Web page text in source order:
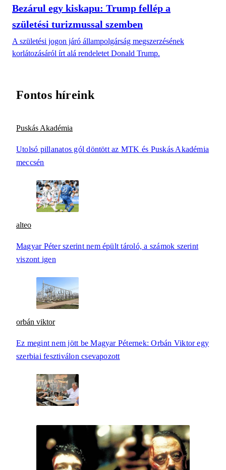
Bezárul egy kiskapu: Trump fellép a
születési turizmussal szemben
A születési jogon járó állampolgárság megszerzésének
korlátozásáról írt alá rendeletet Donald Trump.
Fontos híreink
Puskás Akadémia
Utolsó pillanatos gól döntött az MTK és Puskás Akadémia
meccsén
alteo
Magyar Péter szerint nem épült tároló, a számok szerint
viszont igen
orbán viktor
Ez megint nem jött be Magyar Péternek: Orbán Viktor egy
szerbiai fesztiválon csevapozott